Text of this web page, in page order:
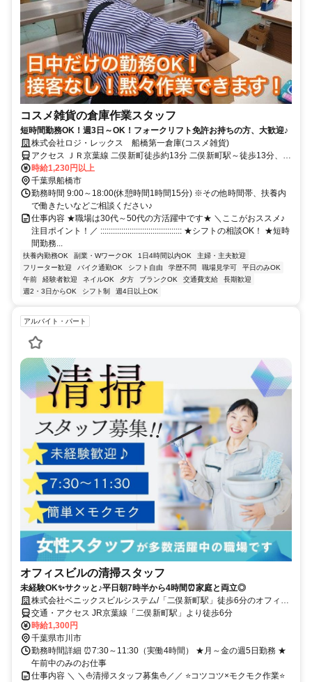
コスメ雑貨の倉庫作業スタッフ
短時間勤務OK！週3日～OK！フォークリフト免許お持ちの方、大歓迎♪
株式会社ロジ・レックス 船橋第一倉庫(コスメ雑貨)
アクセス ＪＲ京葉線 二俣新町徒歩約13分 二俣新町駅～徒歩13分、西
船橋駅～自転車17分、原木中山駅～自転車13分、船橋駅～バス15分
時給1,230円以上
千葉県船橋市
勤務時間 9:00～18:00(休憩時間1時間15分) ※その他時間帯、扶養内
で働きたいなどご相談ください♪
仕事内容 ★職場は30代～50代の方活躍中です★ ＼ここがおススメ♪
注目ポイント！／ ::::::::::::::::::::::::::::::::::::::: ★シフトの相談OK！ ★短時
間勤務...
扶養内勤務OK 副業・WワークOK 1日4時間以内OK
主婦・主夫歓迎
フリーター歓迎
バイク通勤OK シフト自由 学歴不問 職場見学可
平日のみOK
午前
経験者歓迎 ネイルOK 夕方 ブランクOK 交通費支給
長期歓迎
週2・3日からOK
シフト制 週4日以上OK
アルバイト・パート
オフィスビルの清掃スタッフ
未経験OK✨サクッと♪平日朝7時半から4時間⏰家庭と両立◎
株式会社ベニックスビルシステム/「二俣新町駅」徒歩6分のオフィス
ビル
交通・アクセス JR京葉線「二俣新町駅」より徒歩6分
時給1,300円
千葉県市川市
勤務時間詳細 ⏰7:30～11:30（実働4時間） ★月～金の週5日勤務 ★
午前中のみのお仕事
仕事内容 ＼ ＼⛵清掃スタッフ募集⛵／／ ⭐コツコツ×モクモク作業⭐